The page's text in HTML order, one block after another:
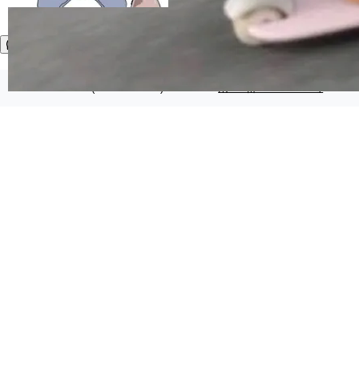
x / Harmony PC curl -fsSL https://solon.noea
不断累积，代码仓中的模块关系、接口契约、业
务逻辑等关键信息往往分散于数十乃至数百个文
件之中，形成高度复杂的知识关联网络。传统的